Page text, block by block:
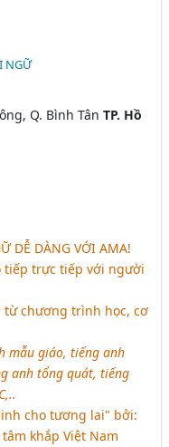
NGỮ
Q. Bình TânTP. Hồ
DỄ DÀNG VỚI AMA!
tiếp trực tiếp với người
chương trình học, cơ
mẫu giáo, tiếng anh
anh tổng quát, tiếng
cho tương lai" bởi:
khắp Việt Nam